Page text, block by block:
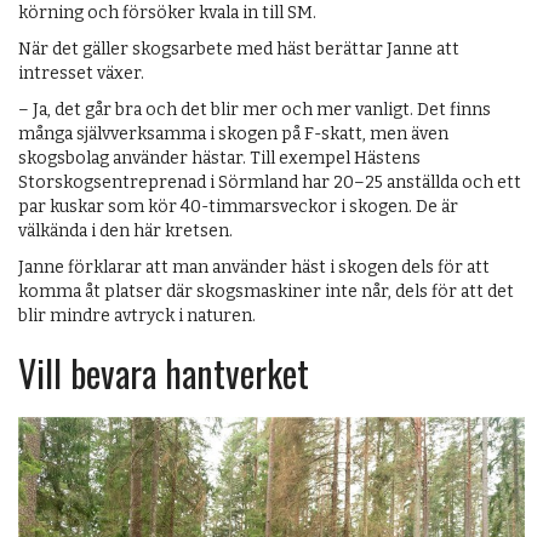
körning och försöker kvala in till SM.
När det gäller skogsarbete med häst berättar Janne att
intresset växer.
– Ja, det går bra och det blir mer och mer vanligt. Det finns
många självverksamma i skogen på F-skatt, men även
skogsbolag använder hästar. Till exempel Hästens
Storskogsentreprenad i Sörmland har 20–25 anställda och ett
par kuskar som kör 40-timmarsveckor i skogen. De är
välkända i den här kretsen.
Janne förklarar att man använder häst i skogen dels för att
komma åt platser där skogsmaskiner inte når, dels för att det
blir mindre avtryck i naturen.
Vill bevara hantverket